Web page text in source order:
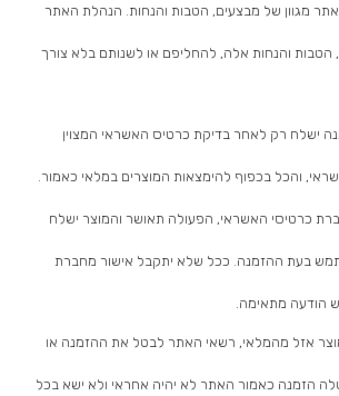
מגוון של מבצעים, הטבות והנחות. הנהלת האתר
והנחות אלה, להחליפם או לשנותם בלא צורך
ישלח רק לאחר בדיקת כרטיס האשראי המצוין
והכל בכפוף להימצאות המוצרים במלאי כאמור.
כרטיסי האשראי, הפעולה תאושר והמוצר ישלח
בעת ההזמנה. ככל שלא יתקבל אישור מחברת
הודעה מתאימה.
המוצר אזל מהמלאי, רשאי האתר לבטל את ההזמנה או
הזמנה כאמור האתר לא יהיה אחראי ולא ישא בכל